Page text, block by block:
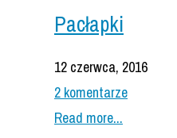
Pacłapki
12 czerwca, 2016
2 komentarze
Read more...